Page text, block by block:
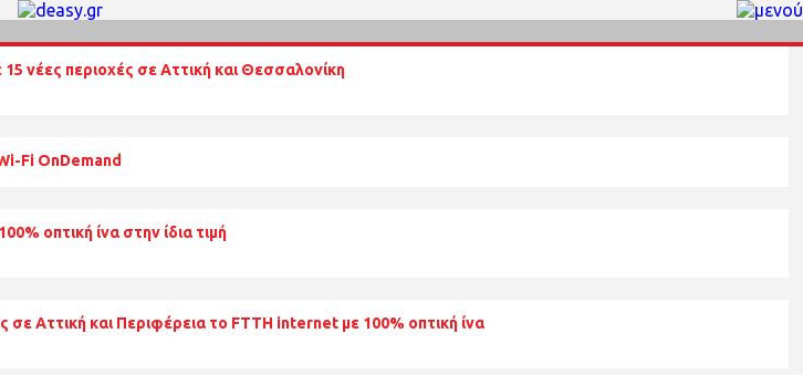
νέες περιοχές σε Αττική και Θεσσαλονίκη
Fi OnDemand
οπτική ίνα στην ίδια τιμή
σε Αττική και Περιφέρεια το FTTH internet με 100% οπτική ίνα